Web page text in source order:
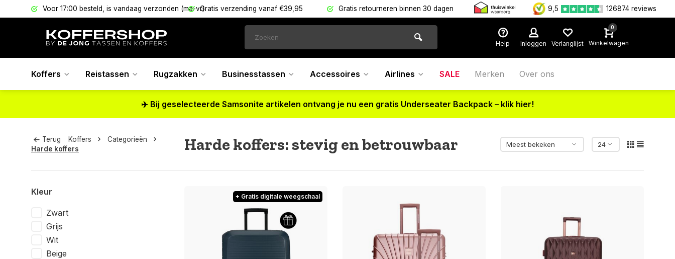
Voor 17:00 besteld, is vandaag verzonden (ma-vr)Gratis verzending vanaf €39,95 Gratis retourneren binnen 30 dagen 9,5 126874 reviews
Help Inloggen Verlanglijst
0
Winkelwagen
Koffers Reistassen Rugzakken Businesstassen Accessoires Airlines SALE Merken Over ons
✈️ Bij geselecteerde Samsonite artikelen ontvang je nu een gratis Underseater Backpack – klik hier!
Terug Koffers
Categorieën
Harde koffers
Harde koffers: stevig en betrouwbaar
Kleur
Zwart
Grijs
Wit
Beige
+ Gratis digitale weegschaal